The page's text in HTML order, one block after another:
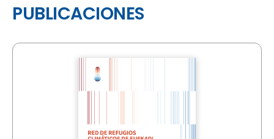
PUBLICACIONES